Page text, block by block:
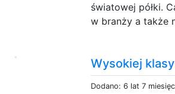
światowej półki.
w branży a także
Wysokiej
Dodano: 6 lat 7